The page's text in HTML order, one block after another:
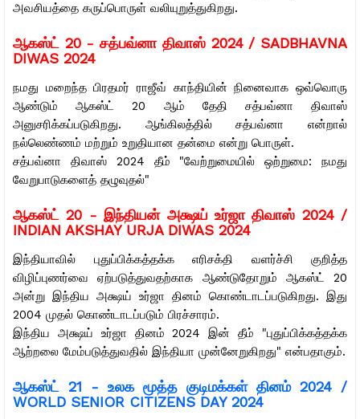
அவசியத்தை கருப்பொருள் வலியுறுத்துகிறது.
ஆகஸ்ட் 20 -சத்பவ்னா திவாஸ் 2024 / SADBHAVNA
DIWAS 2024
நமது மறைந்த பிரதமர் ராஜீவ் காந்தியின் நினைவாக ஒவ்வொரு
ஆண்டும் ஆகஸ்ட் 20 ஆம் தேதி சத்பவ்னா திவாஸ்
அனுசரிக்கப்படுகிறது. ஆங்கிலத்தில் சத்பவ்னா என்றால்
நல்லெண்ணம் மற்றும் உறுதியான தன்மை என்று பொருள்.
சத்பவ்னா திவாஸ் 2024 தீம் "வேற்றுமையில் ஒற்றுமை: நமது
வேறுபாடுகளைத் தழுவுதல்"
ஆகஸ்ட் 20 -இந்தியன் அக்ஷய் உர்ஜா திவாஸ் 2024 /
INDIAN AKSHAY URJA DIWAS 2024
இந்தியாவில் புதுப்பிக்கத்தக்க எரிசக்தி வளர்ச்சி குறித்த
விழிப்புணர்வை ஏற்படுத்துவதற்காக ஆண்டுதோறும் ஆகஸ்ட் 20
அன்று இந்திய அக்ஷய் உர்ஜா தினம் கொண்டாடப்படுகிறது. இது
2004 முதல் கொண்டாடப்படும் பிரச்சாரம்.
இந்திய அக்ஷய் உர்ஜா தினம் 2024 இன் தீம் "புதுப்பிக்கத்தக்க
ஆற்றலை மேம்படுத்துவதில் இந்தியா முன்னேறுகிறது" என்பதாகும்.
ஆகஸ்ட் 21 - உலக மூத்த குடிமக்கள் தினம் 2024 /
WORLD SENIOR CITIZENS DAY 2024